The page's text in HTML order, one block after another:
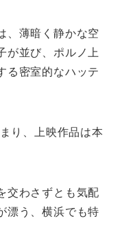
、薄暗く静かな空
が並び、ポルノ上
る密室的なハッテ
り、上映作品は本
交わさずとも気配
漂う、横浜でも特